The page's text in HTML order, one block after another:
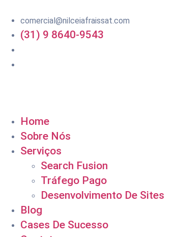
comercial@nilceiafraissat.com
(31) 9 8640-9543
Home
Sobre Nós
Serviços
Search Fusion
Tráfego Pago
Desenvolvimento De Sites
Blog
Cases De Sucesso